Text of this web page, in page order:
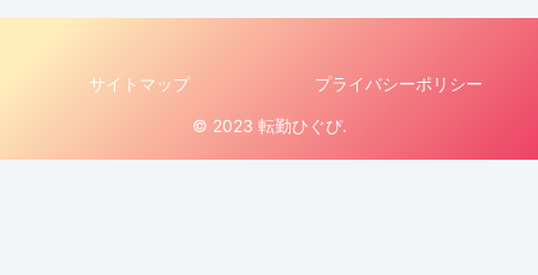
サイトマップ プライバシーポリシー
© 2023 転勤ひぐぴ.